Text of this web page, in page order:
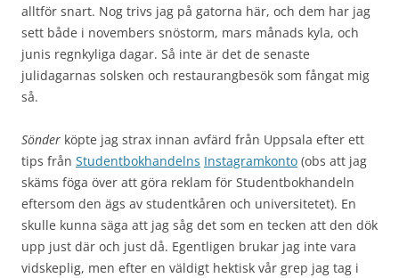
alltför snart. Nog trivs jag på gatorna här, och dem har jag
sett både i novembers snöstorm, mars månads kyla, och
junis regnkyliga dagar. Så inte är det de senaste
julidagarnas solsken och restaurangbesök som fångat mig
så.
Sönder köpte jag strax innan avfärd från Uppsala efter ett
tips från Studentbokhandelns Instagramkonto (obs att jag
skäms föga över att göra reklam för Studentbokhandeln
eftersom den ägs av studentkåren och universitetet). En
skulle kunna säga att jag såg det som en tecken att den dök
upp just där och just då. Egentligen brukar jag inte vara
vidskeplig, men efter en väldigt hektisk vår grep jag tag i